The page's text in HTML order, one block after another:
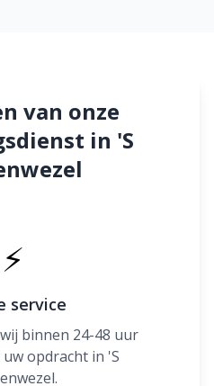
van onze
in 'S
⚡
service
binnen 24-48 uur
opdracht in 'S